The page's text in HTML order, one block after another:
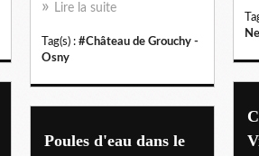
Lire la suite
Tag(s) : #Château de Grouchy -
Osny
Poules d'eau dans le